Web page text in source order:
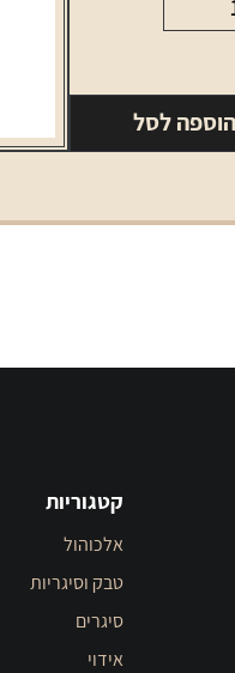
הוספה לסל
קטגוריות
אלכוהול
טבק וסיגריות
סיגרים
אידוי